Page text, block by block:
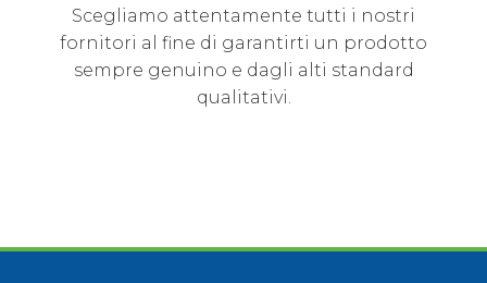
Scegliamo attentamente tutti i nostri
fornitori al fine di garantirti un prodotto
sempre genuino e dagli alti standard
qualitativi.